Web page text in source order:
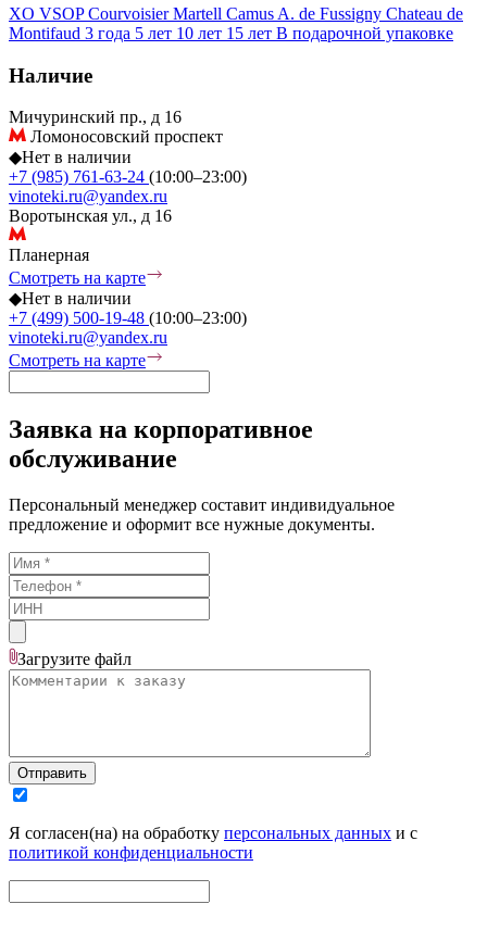
XO VSOPCourvoisierMartell Camus A. de Fussigny Chateau de
Montifaud 3 года 5 лет 10 лет 15 лет В подарочной упаковке
Наличие
Мичуринский пр., д 16
Ломоносовский проспект
◆Нет в наличии
+7 (985) 761-63-24 (10:00–23:00)
vinoteki.ru@yandex.ru
Воротынская ул., д 16
Планерная
Смотреть на карте
◆Нет в наличии
+7 (499) 500-19-48 (10:00–23:00)
vinoteki.ru@yandex.ru
Смотреть на карте
Заявка на корпоративное
обслуживание
Персональный менеджер составит индивидуальное
предложение и оформит все нужные документы.
Загрузите файл
Отправить
Я согласен(на) на обработку персональных данных и с
политикой конфиденциальности